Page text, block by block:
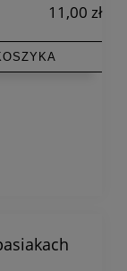
11,00 zł